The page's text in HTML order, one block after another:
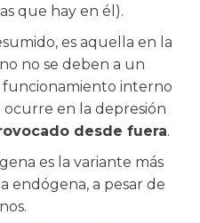
que hay en él).
es aquella en la
no se deben a un
interno
en la depresión
desde fuera.
es la variante más
endógena, a pesar de